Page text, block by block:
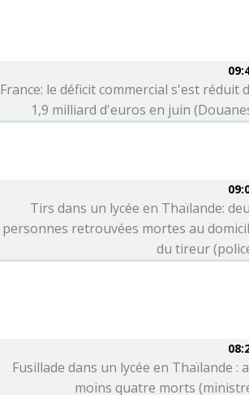
France: le déficit commercial s'est réduit
1,9 milliard d'euros en juin
Tirs dans un lycée en Thaïlande:
personnes retrouvées mortes au
du tireur
Fusillade dans un lycée en Thaïlande :
moins quatre morts